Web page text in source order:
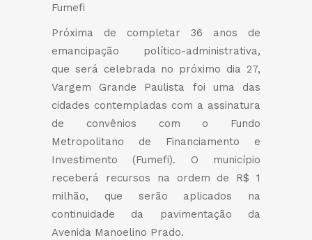
Fumefi
Próxima de completar 36 anos de
emancipação político-administrativa,
que será celebrada no próximo dia 27,
Vargem Grande Paulista foi uma das
cidades contempladas com a assinatura
de convênios com o Fundo
Metropolitano de Financiamento e
Investimento (Fumefi). O município
receberá recursos na ordem de R$ 1
milhão, que serão aplicados na
continuidade da pavimentação da
Avenida Manoelino Prado.